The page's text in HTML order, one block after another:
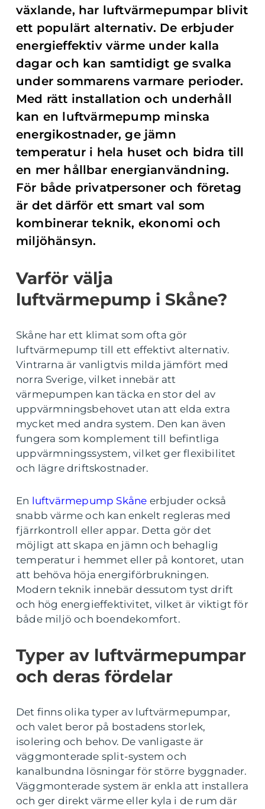
växlande, har luftvärmepumpar blivit
ett populärt alternativ. De erbjuder
energieffektiv värme under kalla
dagar och kan samtidigt ge svalka
under sommarens varmare perioder.
Med rätt installation och underhåll
kan en luftvärmepump minska
energikostnader, ge jämn
temperatur i hela huset och bidra till
en mer hållbar energianvändning.
För både privatpersoner och företag
är det därför ett smart val som
kombinerar teknik, ekonomi och
miljöhänsyn.
Varför välja
luftvärmepump i Skåne?
Skåne har ett klimat som ofta gör
luftvärmepump till ett effektivt alternativ.
Vintrarna är vanligtvis milda jämfört med
norra Sverige, vilket innebär att
värmepumpen kan täcka en stor del av
uppvärmningsbehovet utan att elda extra
mycket med andra system. Den kan även
fungera som komplement till befintliga
uppvärmningssystem, vilket ger flexibilitet
och lägre driftskostnader.
En luftvärmepump Skåne erbjuder också
snabb värme och kan enkelt regleras med
fjärrkontroll eller appar. Detta gör det
möjligt att skapa en jämn och behaglig
temperatur i hemmet eller på kontoret, utan
att behöva höja energiförbrukningen.
Modern teknik innebär dessutom tyst drift
och hög energieffektivitet, vilket är viktigt för
både miljö och boendekomfort.
Typer av luftvärmepumpar
och deras fördelar
Det finns olika typer av luftvärmepumpar,
och valet beror på bostadens storlek,
isolering och behov. De vanligaste är
väggmonterade split-system och
kanalbundna lösningar för större byggnader.
Väggmonterade system är enkla att installera
och ger direkt värme eller kyla i de rum där